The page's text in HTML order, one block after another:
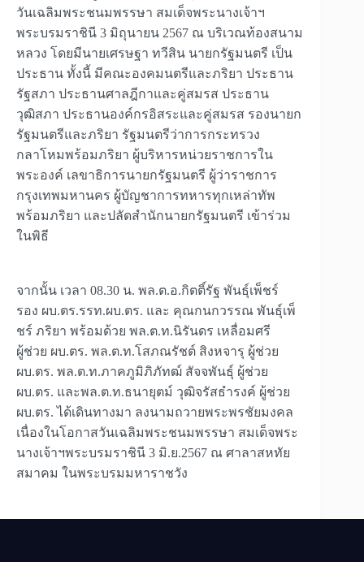
วันเฉลิมพระชนมพรรษา สมเด็จพระนางเจ้าฯ
พระบรมราชินี 3 มิถุนายน 2567 ณ บริเวณท้องสนาม
หลวง โดยมีนายเศรษฐา ทวีสิน นายกรัฐมนตรี เป็น
ประธาน ทั้งนี้ มีคณะองคมนตรีและภริยา ประธาน
รัฐสภา ประธานศาลฎีกาและคู่สมรส ประธาน
วุฒิสภา ประธานองค์กรอิสระและคู่สมรส รองนายก
รัฐมนตรีและภริยา รัฐมนตรีว่าการกระทรวง
กลาโหมพร้อมภริยา ผู้บริหารหน่วยราชการใน
พระองค์ เลขาธิการนายกรัฐมนตรี ผู้ว่าราชการ
กรุงเทพมหานคร ผู้บัญชาการทหารทุกเหล่าทัพ
พร้อมภริยา และปลัดสำนักนายกรัฐมนตรี เข้าร่วม
ในพิธี
จากนั้น เวลา 08.30 น. พล.ต.อ.กิตติ์รัฐ พันธุ์เพ็ชร์
รอง ผบ.ตร.รรท.ผบ.ตร. และ คุณกนกวรรณ พันธุ์เพ็
ชร์ ภริยา พร้อมด้วย พล.ต.ท.นิรันดร เหลื่อมศรี
ผู้ช่วย ผบ.ตร. พล.ต.ท.โสภณรัชต์ สิงหจารุ ผู้ช่วย
ผบ.ตร. พล.ต.ท.ภาคภูมิภิภัทฒ์ สัจจพันธุ์ ผู้ช่วย
ผบ.ตร. และพล.ต.ท.ธนายุตม์ วุฒิจรัสธำรงค์ ผู้ช่วย
ผบ.ตร. ได้เดินทางมา ลงนามถวายพระพรชัยมงคล
เนื่องในโอกาสวันเฉลิมพระชนมพรรษา สมเด็จพระ
นางเจ้าฯพระบรมราชินี 3 มิ.ย.2567 ณ ศาลาสหทัย
สมาคม ในพระบรมมหาราชวัง